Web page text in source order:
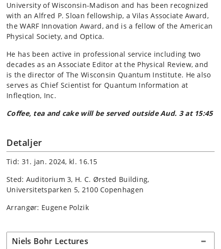
University of Wisconsin-Madison and has been recognized
with an Alfred P. Sloan fellowship, a Vilas Associate Award,
the WARF Innovation Award, and is a fellow of the American
Physical Society, and Optica.
He has been active in professional service including two
decades as an Associate Editor at the Physical Review, and
is the director of The Wisconsin Quantum Institute. He also
serves as Chief Scientist for Quantum Information at
Infleqtion, Inc.
Coffee, tea and cake will be served outside Aud. 3 at 15:45
Detaljer
Tid: 31. jan. 2024, kl. 16.15
Sted: Auditorium 3, H. C. Ørsted Building,
Universitetsparken 5, 2100 Copenhagen
Arrangør: Eugene Polzik
Niels Bohr Lectures